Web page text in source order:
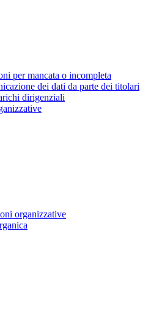
per mancata o incompleta
dei dati da parte dei titolari
dirigenziali
organizzative